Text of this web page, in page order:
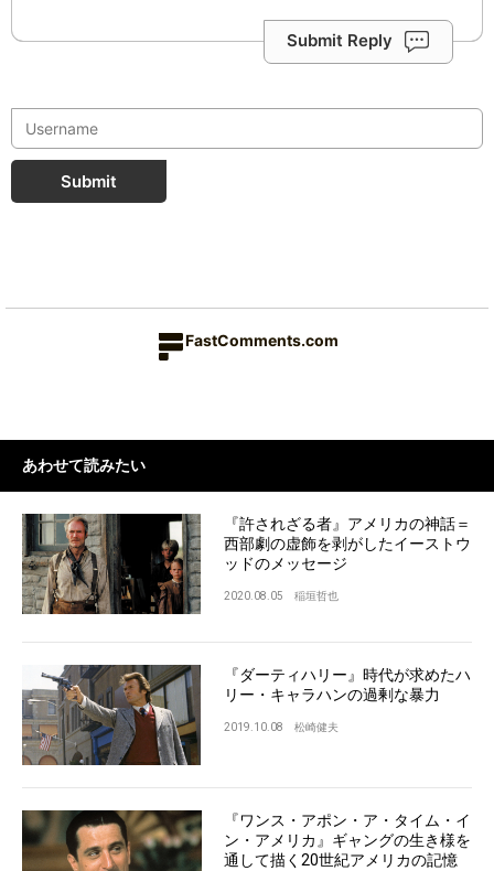
Submit Reply
Submit
FastComments.com
あわせて読みたい
『許されざる者』アメリカの神話＝
西部劇の虚飾を剥がしたイーストウ
ッドのメッセージ
2020.08.05 稲垣哲也
『ダーティハリー』時代が求めたハ
リー・キャラハンの過剰な暴力
2019.10.08 松崎健夫
『ワンス・アポン・ア・タイム・イ
ン・アメリカ』ギャングの生き様を
通して描く20世紀アメリカの記憶